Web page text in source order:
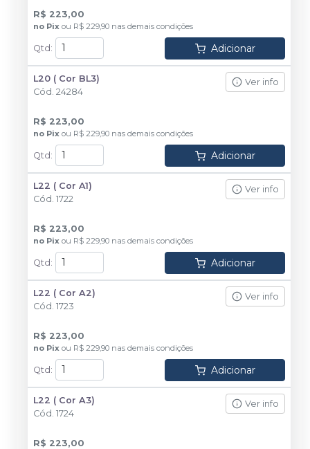
R$ 223,00
no Pix ou R$ 229,90 nas demais condições
Qtd : Adicionar
L20 ( Cor BL3)
Cód. 24284
Ver info
R$ 223,00
no Pix ou R$ 229,90 nas demais condições
Qtd : Adicionar
L22 ( Cor A1)
Cód. 1722
Ver info
R$ 223,00
no Pix ou R$ 229,90 nas demais condições
Qtd : Adicionar
L22 ( Cor A2)
Cód. 1723
Ver info
R$ 223,00
no Pix ou R$ 229,90 nas demais condições
Qtd : Adicionar
L22 ( Cor A3)
Cód. 1724
Ver info
R$ 223,00